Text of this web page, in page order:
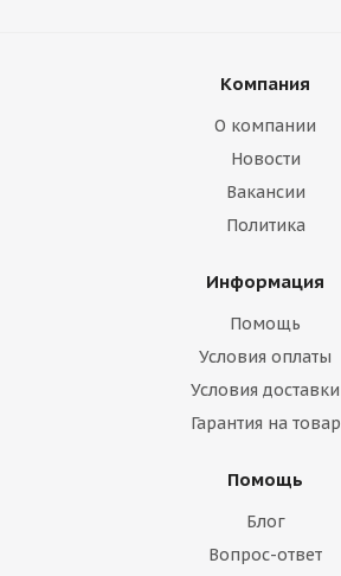
Компания
О компании
Новости
Вакансии
Политика
Информация
Помощь
Условия оплаты
Условия доставки
Гарантия на товар
Помощь
Блог
Вопрос-ответ